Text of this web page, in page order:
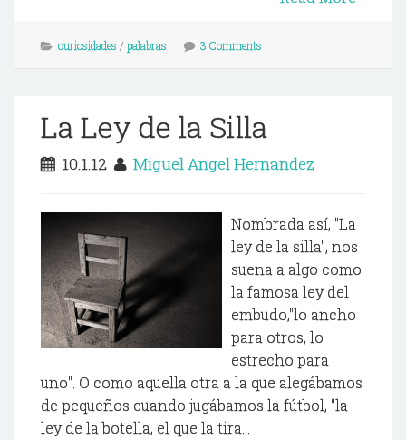
curiosidades / palabras 3 Comments
La Ley de la Silla
10.1.12 Miguel Angel Hernandez
Nombrada así, "La
ley de la silla", nos
suena a algo como
la famosa ley del
embudo,"lo ancho
para otros, lo
estrecho para
uno". O como aquella otra a la que alegábamos
de pequeños cuando jugábamos la fútbol, "la
ley de la botella, el que la tira...